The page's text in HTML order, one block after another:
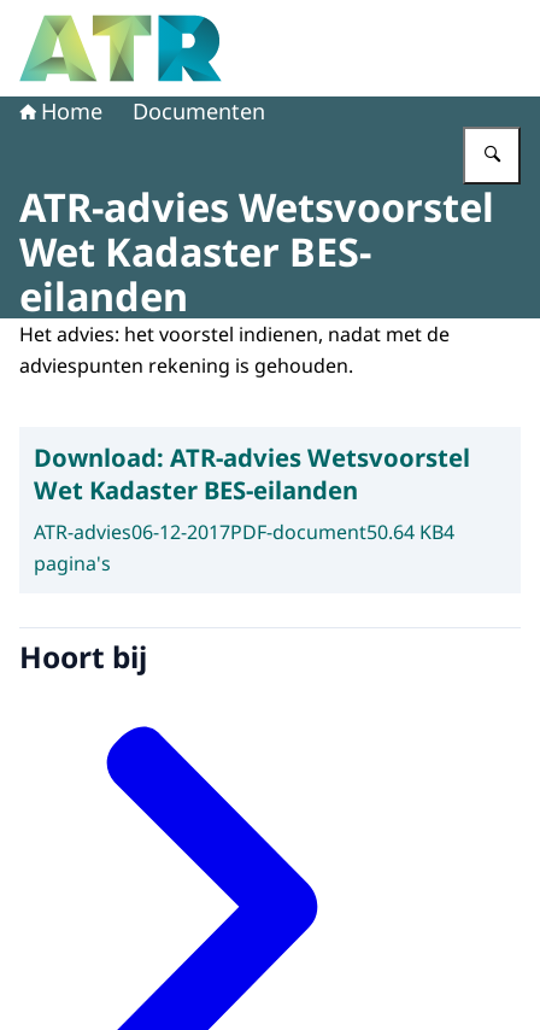
Naar de homepage van Adviescollege toetsing regeldruk
Home Documenten
ATR-advies Wetsvoorstel
Wet Kadaster BES-
eilanden
Het advies: het voorstel indienen, nadat met de
adviespunten rekening is gehouden.
Download: ATR-advies Wetsvoorstel
Wet Kadaster BES-eilanden
ATR-advies06-12-2017PDF-document50.64 KB4
pagina's
Hoort bij